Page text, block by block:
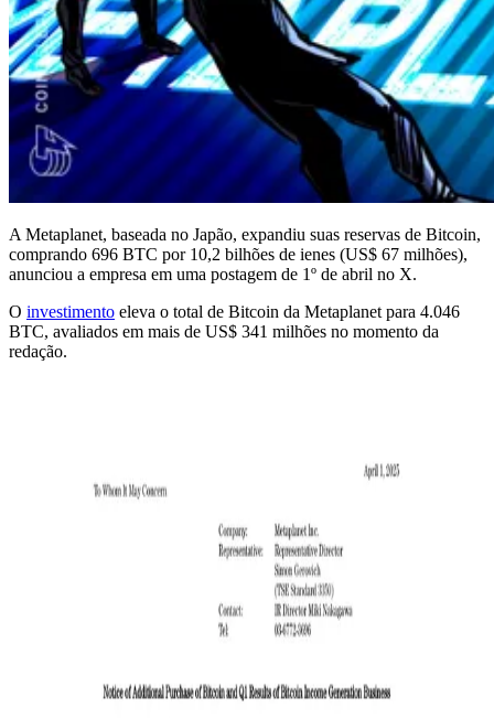
A Metaplanet, baseada no Japão, expandiu suas reservas de Bitcoin,
comprando 696 BTC por 10,2 bilhões de ienes (US$ 67 milhões),
anunciou a empresa em uma postagem de 1º de abril no X.
O investimento eleva o total de Bitcoin da Metaplanet para 4.046
BTC, avaliados em mais de US$ 341 milhões no momento da
redação.